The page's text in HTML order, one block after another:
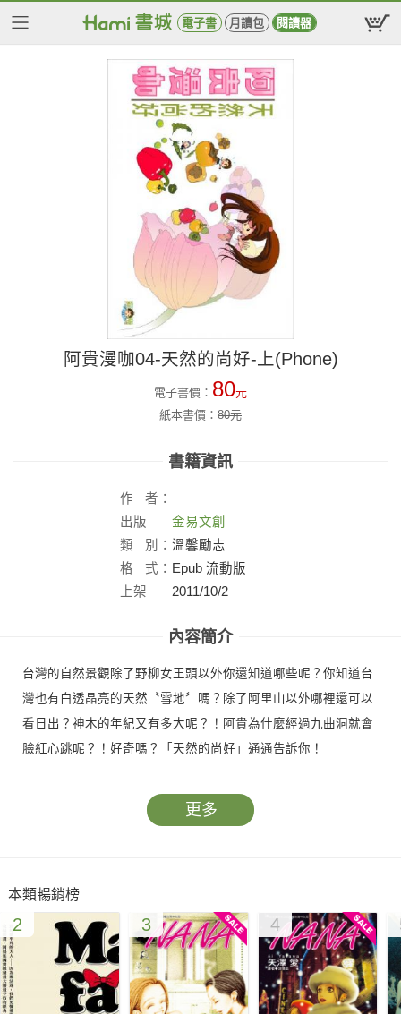
電子書 月讀包 閱讀器
阿貴漫咖04-天然的尚好-上(Phone)
電子書價： 80元
紙本書價： 80元
書籍資訊
作
者：
出版
社：
金易文創
類
別： 溫馨勵志
格
式： Epub 流動版
上架
2011/10/2
內容簡介
台灣的自然景觀除了野柳女王頭以外你還知道哪些呢？你知道台
灣也有白透晶亮的天然〝雪地〞嗎？除了阿里山以外哪裡還可以
看日出？神木的年紀又有多大呢？！阿貴為什麼經過九曲洞就會
臉紅心跳呢？！好奇嗎？「天然的尚好」通通告訴你！
更多
本類暢銷榜
2 3 4